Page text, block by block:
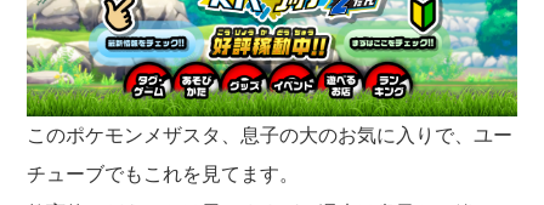
このポケモンメザスタ、息子の大のお気に入りで、ユー
チューブでもこれを見てます。